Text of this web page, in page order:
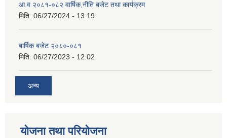
आ.व २०८१-०८२ वार्षिक,नीति बजेट तथा कार्यक्रम
मिति: 06/27/2024 - 13:19
बार्षिक बजेट २०८०-०८१
मिति: 06/27/2023 - 12:02
अन्य
योजना तथा परियोजना